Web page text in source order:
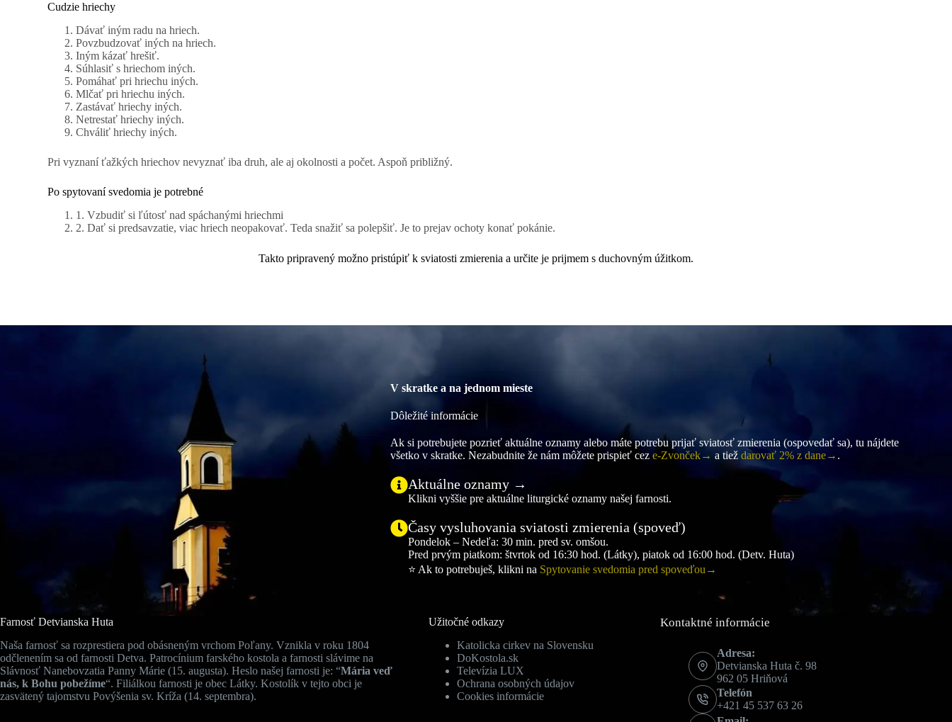
Cudzie hriechy
Dávať iným radu na hriech.
Povzbudzovať iných na hriech.
Iným kázať hrešiť.
Súhlasiť s hriechom iných.
Pomáhať pri hriechu iných.
Mlčať pri hriechu iných.
Zastávať hriechy iných.
Netrestať hriechy iných.
Chváliť hriechy iných.
Pri vyznaní ťažkých hriechov nevyznať iba druh, ale aj okolnosti a počet. Aspoň približný.
Po spytovaní svedomia je potrebné
1. Vzbudiť si ľútosť nad spáchanými hriechmi
2. Dať si predsavzatie, viac hriech neopakovať. Teda snažiť sa polepšiť. Je to prejav ochoty konať pokánie.
Takto pripravený možno pristúpiť k sviatosti zmierenia a určite je prijmem s duchovným úžitkom.
V skratke a na jednom mieste
Dôležité informácie
Ak si potrebujete pozrieť aktuálne oznamy alebo máte potrebu prijať sviatosť zmierenia (ospovedať sa), tu nájdete
všetko v skratke. Nezabudnite že nám môžete prispieť ceze-Zvonček→ a tieždarovať 2% z dane→ .
Aktuálne oznamy →
Klikni vyššie pre aktuálne liturgické oznamy našej farnosti.
Časy vysluhovania sviatosti zmierenia (spoveď)
Pondelok – Nedeľa: 30 min. pred sv. omšou.
Pred prvým piatkom: štvrtok od 16:30 hod. (Látky), piatok od 16:00 hod. (Detv. Huta)
⭐ Ak to potrebuješ, klikni na Spytovanie svedomia pred spoveďou→
Farnosť Detvianska Huta
Naša farnosť sa rozprestiera pod obásneným vrchom Poľany. Vznikla v roku 1804
odčlenením sa od farnosti Detva. Patrocínium farského kostola a farnosti slávime na
Slávnosť Nanebovzatia Panny Márie (15. augusta). Heslo našej farnosti je: “Mária veď
nás, k Bohu pobežíme“. Filiálkou farnosti je obec Látky. Kostolík v tejto obci je
zasvätený tajomstvu Povýšenia sv. Kríža (14. septembra).
Užitočné odkazy
Katolicka cirkev na Slovensku
DoKostola.sk
Televízia LUX
Ochrana osobných údajov
Cookies informácie
Kontaktné informácie
Adresa:
Detvianska Huta č. 98
962 05 Hriňová
Telefón
+421 45 537 63 26